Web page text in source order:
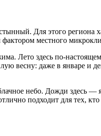
Для этого региона
местного
Лето здесь по-
даже в январе и
небо. Дожди здесь
подходит для тех,